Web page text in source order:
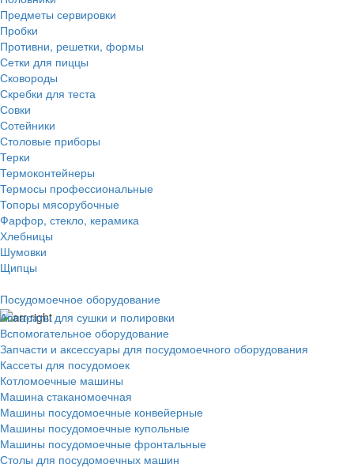
Предметы сервировки
Пробки
Противни, решетки, формы
Сетки для пиццы
Сковороды
Скребки для теста
Совки
Сотейники
Столовые приборы
Терки
Термоконтейнеры
Термосы профессиональные
Топоры мясорубочные
Фарфор, стекло, керамика
Хлебницы
Шумовки
Щипцы
Посудомоечное оборудование
Аппараты для сушки и полировки
Вспомогательное оборудование
Запчасти и аксессуары для посудомоечного оборудования
Кассеты для посудомоек
Котломоечные машины
Машина стаканомоечная
Машины посудомоечные конвейерные
Машины посудомоечные купольные
Машины посудомоечные фронтальные
Столы для посудомоечных машин